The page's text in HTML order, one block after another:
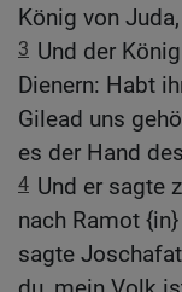
König von
3 Und der
Dienern: Habt
Gilead uns
es der Hand
4 Und er sagte
nach Ramot
sagte